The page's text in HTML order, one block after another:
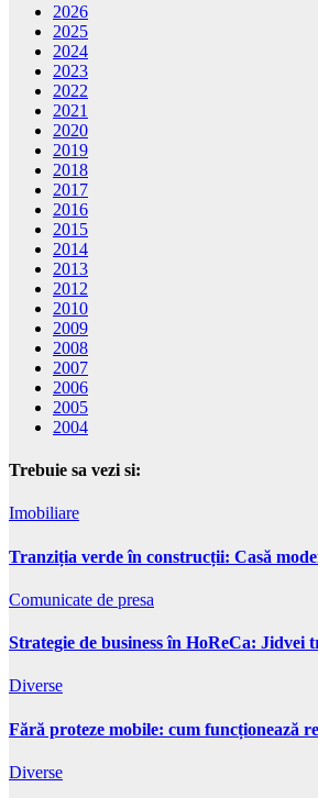
2026
2025
2024
2023
2022
2021
2020
2019
2018
2017
2016
2015
2014
2013
2012
2010
2009
2008
2007
2006
2005
2004
Trebuie sa vezi si:
Imobiliare
Tranziția verde în construcții: Casă
Comunicate de presa
Strategie de business în HoReCa:
Diverse
Fără proteze mobile: cum funcționează
Diverse